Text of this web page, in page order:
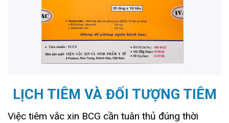
LỊCH TIÊM VÀ ĐỐI TƯỢNG TIÊM
Việc tiêm vắc xin BCG cần tuân thủ đúng thời